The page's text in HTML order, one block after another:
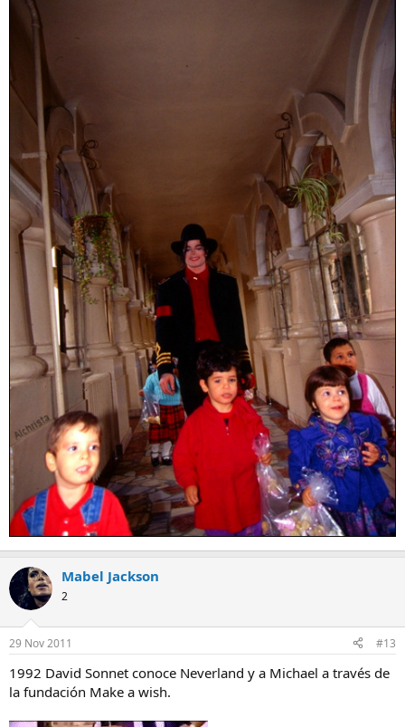
Mabel Jackson
2
29 Nov 2011 #13
1992 David Sonnet conoce Neverland y a Michael a través de
la fundación Make a wish.